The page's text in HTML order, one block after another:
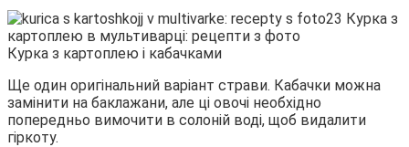
Курка з картоплею і кабачками
Ще один оригінальний варіант страви. Кабачки можна
замінити на баклажани, але ці овочі необхідно
попередньо вимочити в солоній воді, щоб видалити
гіркоту.